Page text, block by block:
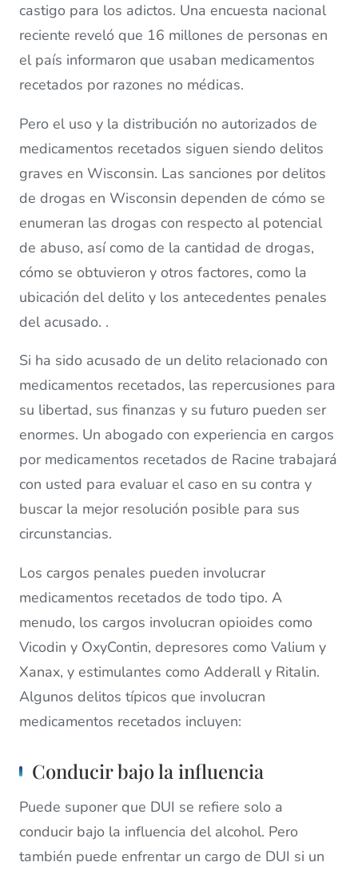
castigo para los adictos. Una encuesta nacional
reciente reveló que 16 millones de personas en
el país informaron que usaban medicamentos
recetados por razones no médicas.
Pero el uso y la distribución no autorizados de
medicamentos recetados siguen siendo delitos
graves en Wisconsin. Las sanciones por delitos
de drogas en Wisconsin dependen de cómo se
enumeran las drogas con respecto al potencial
de abuso, así como de la cantidad de drogas,
cómo se obtuvieron y otros factores, como la
ubicación del delito y los antecedentes penales
del acusado. .
Si ha sido acusado de un delito relacionado con
medicamentos recetados, las repercusiones para
su libertad, sus finanzas y su futuro pueden ser
enormes. Un abogado con experiencia en cargos
por medicamentos recetados de Racine trabajará
con usted para evaluar el caso en su contra y
buscar la mejor resolución posible para sus
circunstancias.
Los cargos penales pueden involucrar
medicamentos recetados de todo tipo. A
menudo, los cargos involucran opioides como
Vicodin y OxyContin, depresores como Valium y
Xanax, y estimulantes como Adderall y Ritalin.
Algunos delitos típicos que involucran
medicamentos recetados incluyen:
Conducir bajo la influencia
Puede suponer que DUI se refiere solo a
conducir bajo la influencia del alcohol. Pero
también puede enfrentar un cargo de DUI si un